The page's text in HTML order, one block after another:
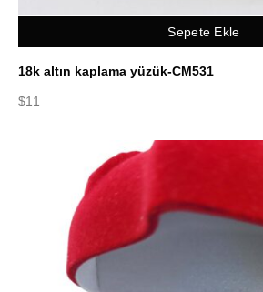
Sepete Ekle
18k altın kaplama yüzük-CM531
$11